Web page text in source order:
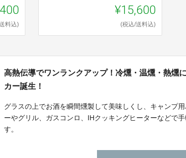
料込)
¥15,600
(税込/送料込)
高熱伝導でワンランクアップ！冷燻・温燻・熱燻
カー誕生！
グラスの上でお酒を瞬間燻製して美味しくし、キャンプ
ーやグリル、ガスコンロ、IHクッキングヒーターなどで
す。